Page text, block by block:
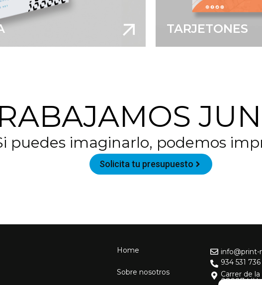
TARJETONES
puedes imaginarlo, podemos
Solicita tu presupuesto
Home
Sobre nosotros
934 531 736
Carrer de la
08907